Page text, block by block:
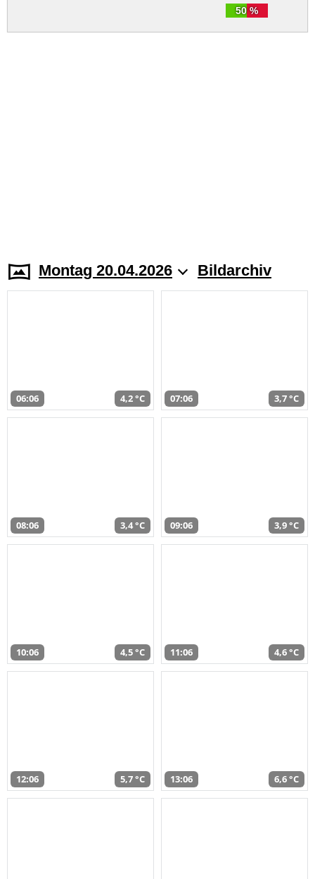
50 %
Montag 20.04.2026 Bildarchiv
06:06 4,2 °C 07:06 3,7 °C
08:06 3,4 °C 09:06 3,9 °C
10:06 4,5 °C 11:06 4,6 °C
12:06 5,7 °C 13:06 6,6 °C